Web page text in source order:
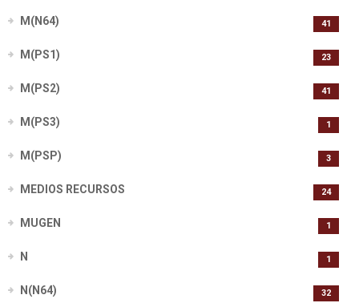
M(N64) 41
M(PS1) 23
M(PS2) 41
M(PS3) 1
M(PSP) 3
MEDIOS RECURSOS 24
MUGEN 1
N 1
N(N64) 32